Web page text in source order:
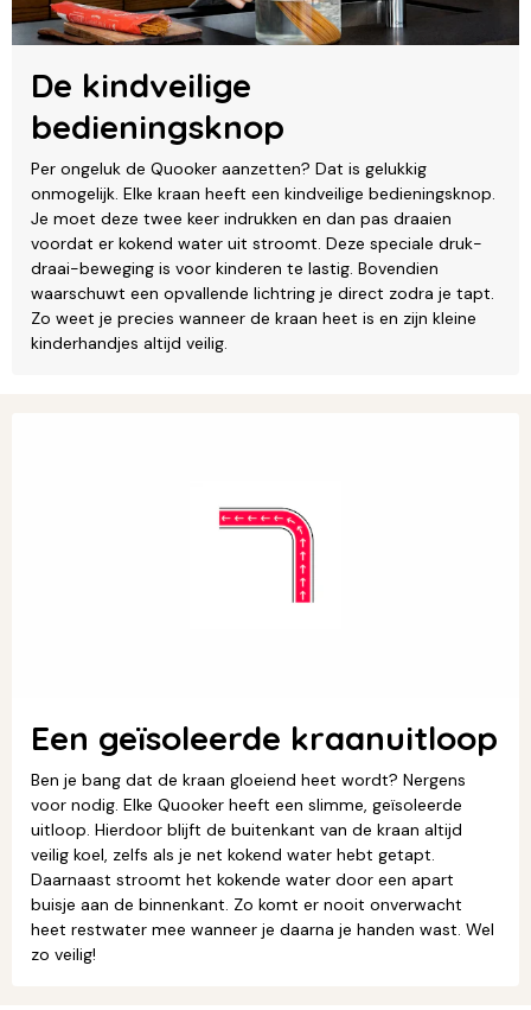
De kindveilige
bedieningsknop
Per ongeluk de Quooker aanzetten? Dat is gelukkig
onmogelijk. Elke kraan heeft een kindveilige bedieningsknop.
Je moet deze twee keer indrukken en dan pas draaien
voordat er kokend water uit stroomt. Deze speciale druk-
draai-beweging is voor kinderen te lastig. Bovendien
waarschuwt een opvallende lichtring je direct zodra je tapt.
Zo weet je precies wanneer de kraan heet is en zijn kleine
kinderhandjes altijd veilig.
Een geïsoleerde kraanuitloop
Ben je bang dat de kraan gloeiend heet wordt? Nergens
voor nodig. Elke Quooker heeft een slimme, geïsoleerde
uitloop. Hierdoor blijft de buitenkant van de kraan altijd
veilig koel, zelfs als je net kokend water hebt getapt.
Daarnaast stroomt het kokende water door een apart
buisje aan de binnenkant. Zo komt er nooit onverwacht
heet restwater mee wanneer je daarna je handen wast. Wel
zo veilig!